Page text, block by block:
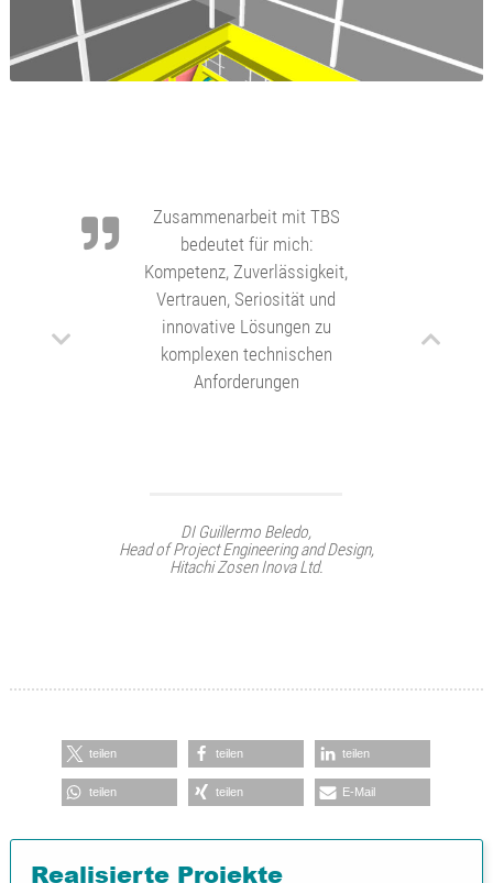
Zusammenarbeit mit TBS
bedeutet für mich:
Kompetenz, Zuverlässigkeit,
Vertrauen, Seriosität und
innovative Lösungen zu
komplexen technischen
DI Guillermo Beledo,
Head of Project Engineering and Design,
DI Günther Neumann,
Bereichsleiter Balance of Plant, Primetals
Technologies Austria
teilen teilen teilen
teilen teilen E-Mail
Realisierte Projekte